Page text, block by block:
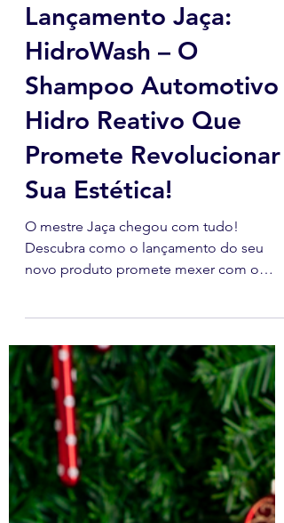
26 de ago. de 2025
3 min de leitura
Lançamento Jaça:
HidroWash – O
Shampoo Automotivo
Hidro Reativo Que
Promete Revolucionar
Sua Estética!
O mestre Jaça chegou com tudo!
HidroWash – O Shampoo Automotivo
Hidro Reativo Que Promete Revolucionar
Sua Estética!